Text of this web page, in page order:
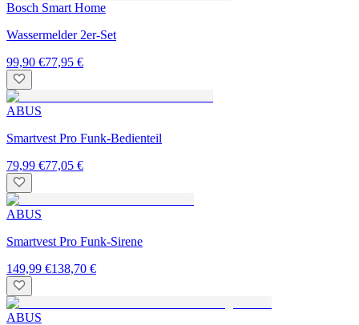
Bosch Smart Home
Wassermelder 2er-Set
99,90 €77,95 €
ABUS
Smartvest Pro Funk-Bedienteil
79,99 €77,05 €
ABUS
Smartvest Pro Funk-Sirene
149,99 €138,70 €
ABUS